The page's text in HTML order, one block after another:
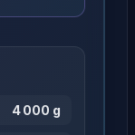
4 000 g